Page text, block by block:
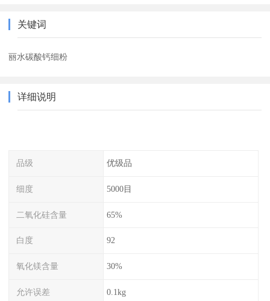
关键词
丽水碳酸钙细粉
详细说明
品级 优级品
细度 5000目
二氧化硅含量 65%
白度 92
氧化镁含量 30%
允许误差 0.1kg